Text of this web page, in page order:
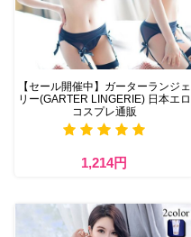
【セール開催中】ガーターランジェ
リー(GARTER LINGERIE) 日本エロ
コスプレ通販
1,214円